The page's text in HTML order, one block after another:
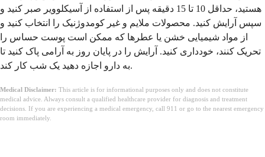
هستید، حداقل 10 تا 15 دقیقه پس از استفاده از آسیکلوویر صبر کنید و
سپس آرایش کنید. محصولات ملایم و غیر کومدوژنیک را انتخاب کنید و
از مواد شیمیایی خشن یا عطرها که ممکن است پوست حساس را
تحریک کنند، خودداری کنید. آرایش را در پایان روز به آرامی پاک کنید تا
به دارو اجازه دهید یک شب کار کند.
Medical Disclaimer: This article is for informational purposes only and does not constitute
medical advice. Always consult a qualified healthcare provider for diagnosis and treatment
decisions. If you are experiencing a medical emergency, call 911 or go to the nearest emergency
room immediately.